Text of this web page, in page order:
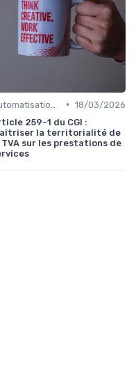
• 18/03/2026
259-1 du CGI :
la territorialité de
TVA sur les prestations de